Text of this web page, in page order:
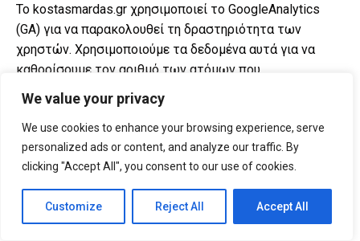
We value your privacy
We use cookies to enhance your browsing experience, serve
personalized ads or content, and analyze our traffic. By
clicking "Accept All", you consent to our use of cookies.
Customize Reject All Accept All
To kostasmardas.gr χρησιμοποιεί το GoogleAnalytics
(GA) για να παρακολουθεί τη δραστηριότητα των
χρηστών. Χρησιμοποιούμε τα δεδομένα αυτά για να
καθορίσουμε τον αριθμό των ατόμων που
χρησιμοποιούν τον ιστότοπό μας. Σε καμία περίπτωση
οι πληροφορίες του GA σαςκάνει προσωπικά γνωστούς
σε εμάς.
Ο ιστότοπος συλλέγει προσωπικά δεδομένα α) όταν ο
χρήστης εγγράφεται στις υπηρεσίες του, β) όταν
χρησιμοποιεί τα προϊόντα ή/και τις υπηρεσίες του, γ)
όταν επισκέπτεται τις σελίδες του ή/και εισέρχεται